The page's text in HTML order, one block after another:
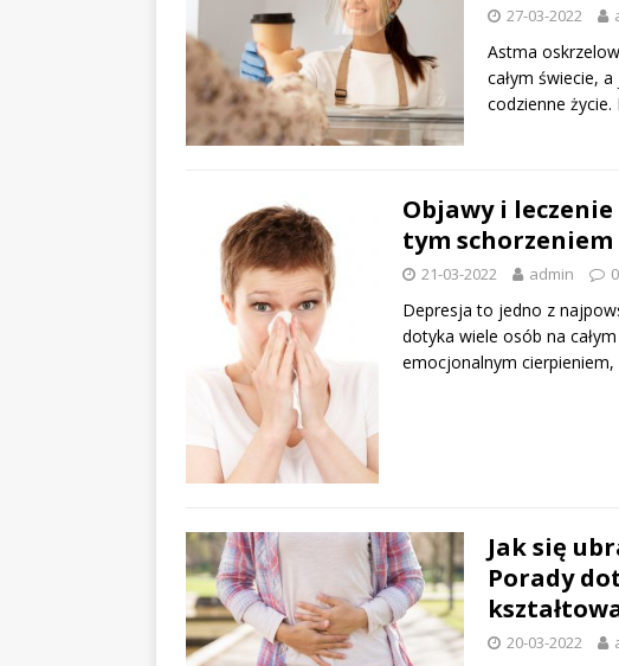
27-03-2022
Astma
całym świecie,
codzienne
Objawy i
tym schorzeniem
21-03-2022 admin 0
Depresja to jedno z
dotyka wiele osób na
emocjonalnym
Jak się
Porady
20-03-2022